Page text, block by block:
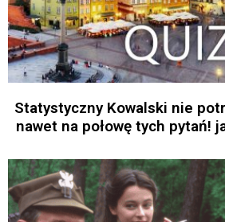
Statystyczny Kowalski nie
nawet na połowę tych pytań!